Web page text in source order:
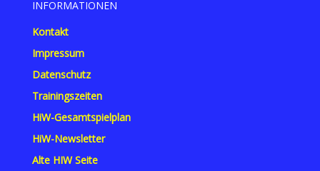
INFORMATIONEN
Kontakt
Impressum
Datenschutz
Trainingszeiten
HiW-Gesamtspielplan
HiW-Newsletter
Alte HIW Seite